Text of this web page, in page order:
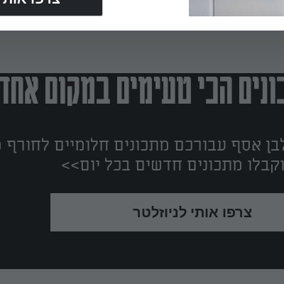
הכי טעימים במקום
אסף עבורכם מתכונים חלומיים
מתכונים חדשים בכל יום>>
צרפו אותי לניוזלטר